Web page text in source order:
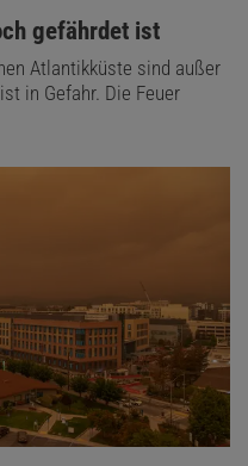
gefährdet ist
Atlantikküste sind außer
in Gefahr. Die Feuer